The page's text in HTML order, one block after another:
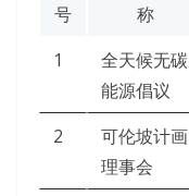
号
称
1
全天候无碳
能源倡议
2
可伦坡计画
理事会